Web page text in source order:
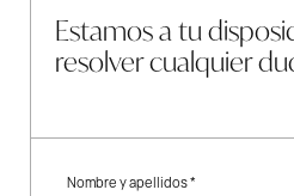
Estamos a tu
resolver cualquier
Nombre y apellidos *